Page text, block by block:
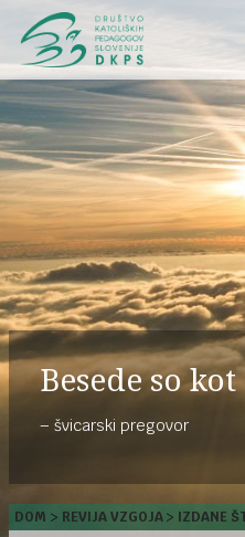
Besede so
švicarski pregovor
DOM REVIJA VZGOJA IZDANE